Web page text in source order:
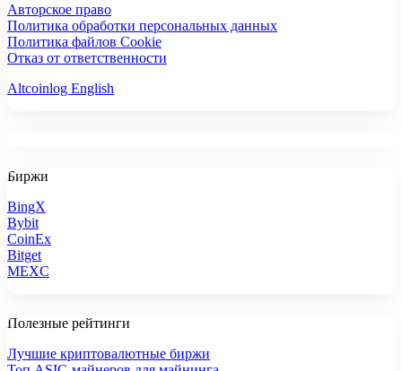
Авторское право
Политика обработки персональных данных
Политика файлов Cookie
Отказ от ответственности
Altcoinlog English
Биржи
BingX
Bybit
CoinEx
Bitget
MEXC
Полезные рейтинги
Лучшие криптовалютные биржи